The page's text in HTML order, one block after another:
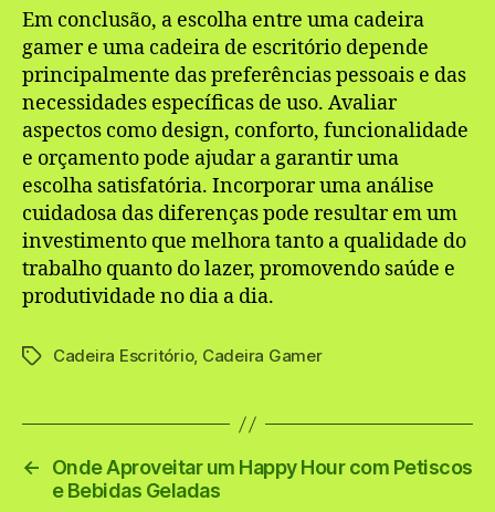
Em conclusão, a escolha entre uma cadeira
gamer e uma cadeira de escritório depende
principalmente das preferências pessoais e das
necessidades específicas de uso. Avaliar
aspectos como design, conforto, funcionalidade
e orçamento pode ajudar a garantir uma
escolha satisfatória. Incorporar uma análise
cuidadosa das diferenças pode resultar em um
investimento que melhora tanto a qualidade do
trabalho quanto do lazer, promovendo saúde e
produtividade no dia a dia.
TagsCadeira Escritório, Cadeira Gamer
←
Onde Aproveitar um Happy Hour com Petiscos
e Bebidas Geladas